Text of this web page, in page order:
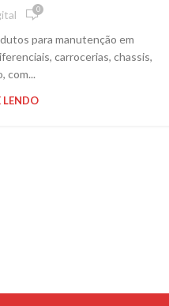
0
para manutenção em
carrocerias, chassis,
com...
LENDO